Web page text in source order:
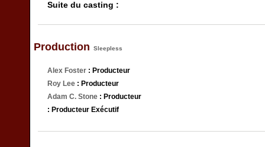
Suite du casting :
Production Sleepless
Alex Foster : Producteur
Roy Lee : Producteur
Adam C. Stone : Producteur
: Producteur Exécutif